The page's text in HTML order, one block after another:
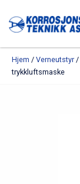
Hjem / Verneutstyr/
trykkluftsmaske